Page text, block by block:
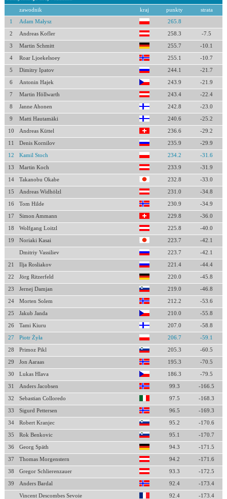
zawodnik kraj punkty strata
1 Adam Małysz 265.8
2 Andreas Kofler 258.3 -7.5
3 Martin Schmitt 255.7 -10.1
4 Roar Ljoekelsoey 255.1 -10.7
5 Dimitry Ipatov 244.1 -21.7
6 Antonin Hajek 243.9 -21.9
7 Martin Höllwarth 243.4 -22.4
8 Janne Ahonen 242.8 -23.0
9 Matti Hautamäki 240.6 -25.2
10 Andreas Küttel 236.6 -29.2
11 Denis Kornilov 235.9 -29.9
12 Kamil Stoch 234.2 -31.6
13 Martin Koch 233.9 -31.9
14 Takanobu Okabe 232.8 -33.0
15 Andreas Widhölzl 231.0 -34.8
16 Tom Hilde 230.9 -34.9
17 Simon Ammann 229.8 -36.0
18 Wolfgang Loitzl 225.8 -40.0
19 Noriaki Kasai 223.7 -42.1
Dmitriy Vassiliev 223.7 -42.1
21 Ilja Rosliakov 221.4 -44.4
22 Jörg Ritzerfeld 220.0 -45.8
23 Jernej Damjan 219.0 -46.8
24 Morten Solem 212.2 -53.6
25 Jakub Janda 210.0 -55.8
26 Tami Kiuru 207.0 -58.8
27 Piotr Żyła 206.7 -59.1
28 Primoz Pikl 205.3 -60.5
29 Jon Aaraas 195.3 -70.5
30 Lukas Hlava 186.3 -79.5
31 Anders Jacobsen 99.3 -166.5
32 Sebastian Colloredo 97.5 -168.3
33 Sigurd Pettersen 96.5 -169.3
34 Robert Kranjec 95.2 -170.6
35 Rok Benkovic 95.1 -170.7
36 Georg Späth 94.3 -171.5
37 Thomas Morgenstern 94.2 -171.6
38 Gregor Schlierenzauer 93.3 -172.5
39 Anders Bardal 92.4 -173.4
Vincent Descombes Sevoie 92.4 -173.4